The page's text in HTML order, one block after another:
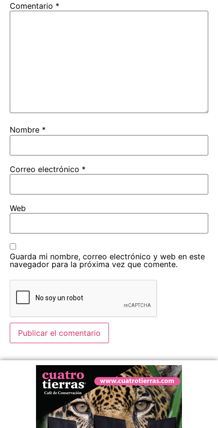
Comentario *
Nombre *
Correo electrónico *
Web
Guarda mi nombre, correo electrónico y web en este
navegador para la próxima vez que comente.